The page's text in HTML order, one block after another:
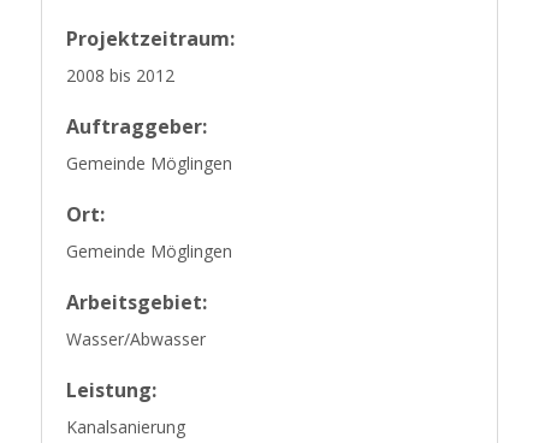
Projektzeitraum:
2008 bis 2012
Auftraggeber:
Gemeinde Möglingen
Ort:
Gemeinde Möglingen
Arbeitsgebiet:
Wasser/Abwasser
Leistung:
Kanalsanierung